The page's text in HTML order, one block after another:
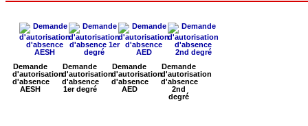
Demande
d'autorisation
d'absence
AESH
Demande
d'autorisation
d'absence
1er degré
Demande
d'autorisation
d'absence
AED
Demande
d'autorisation
d'absence
2nd
degré